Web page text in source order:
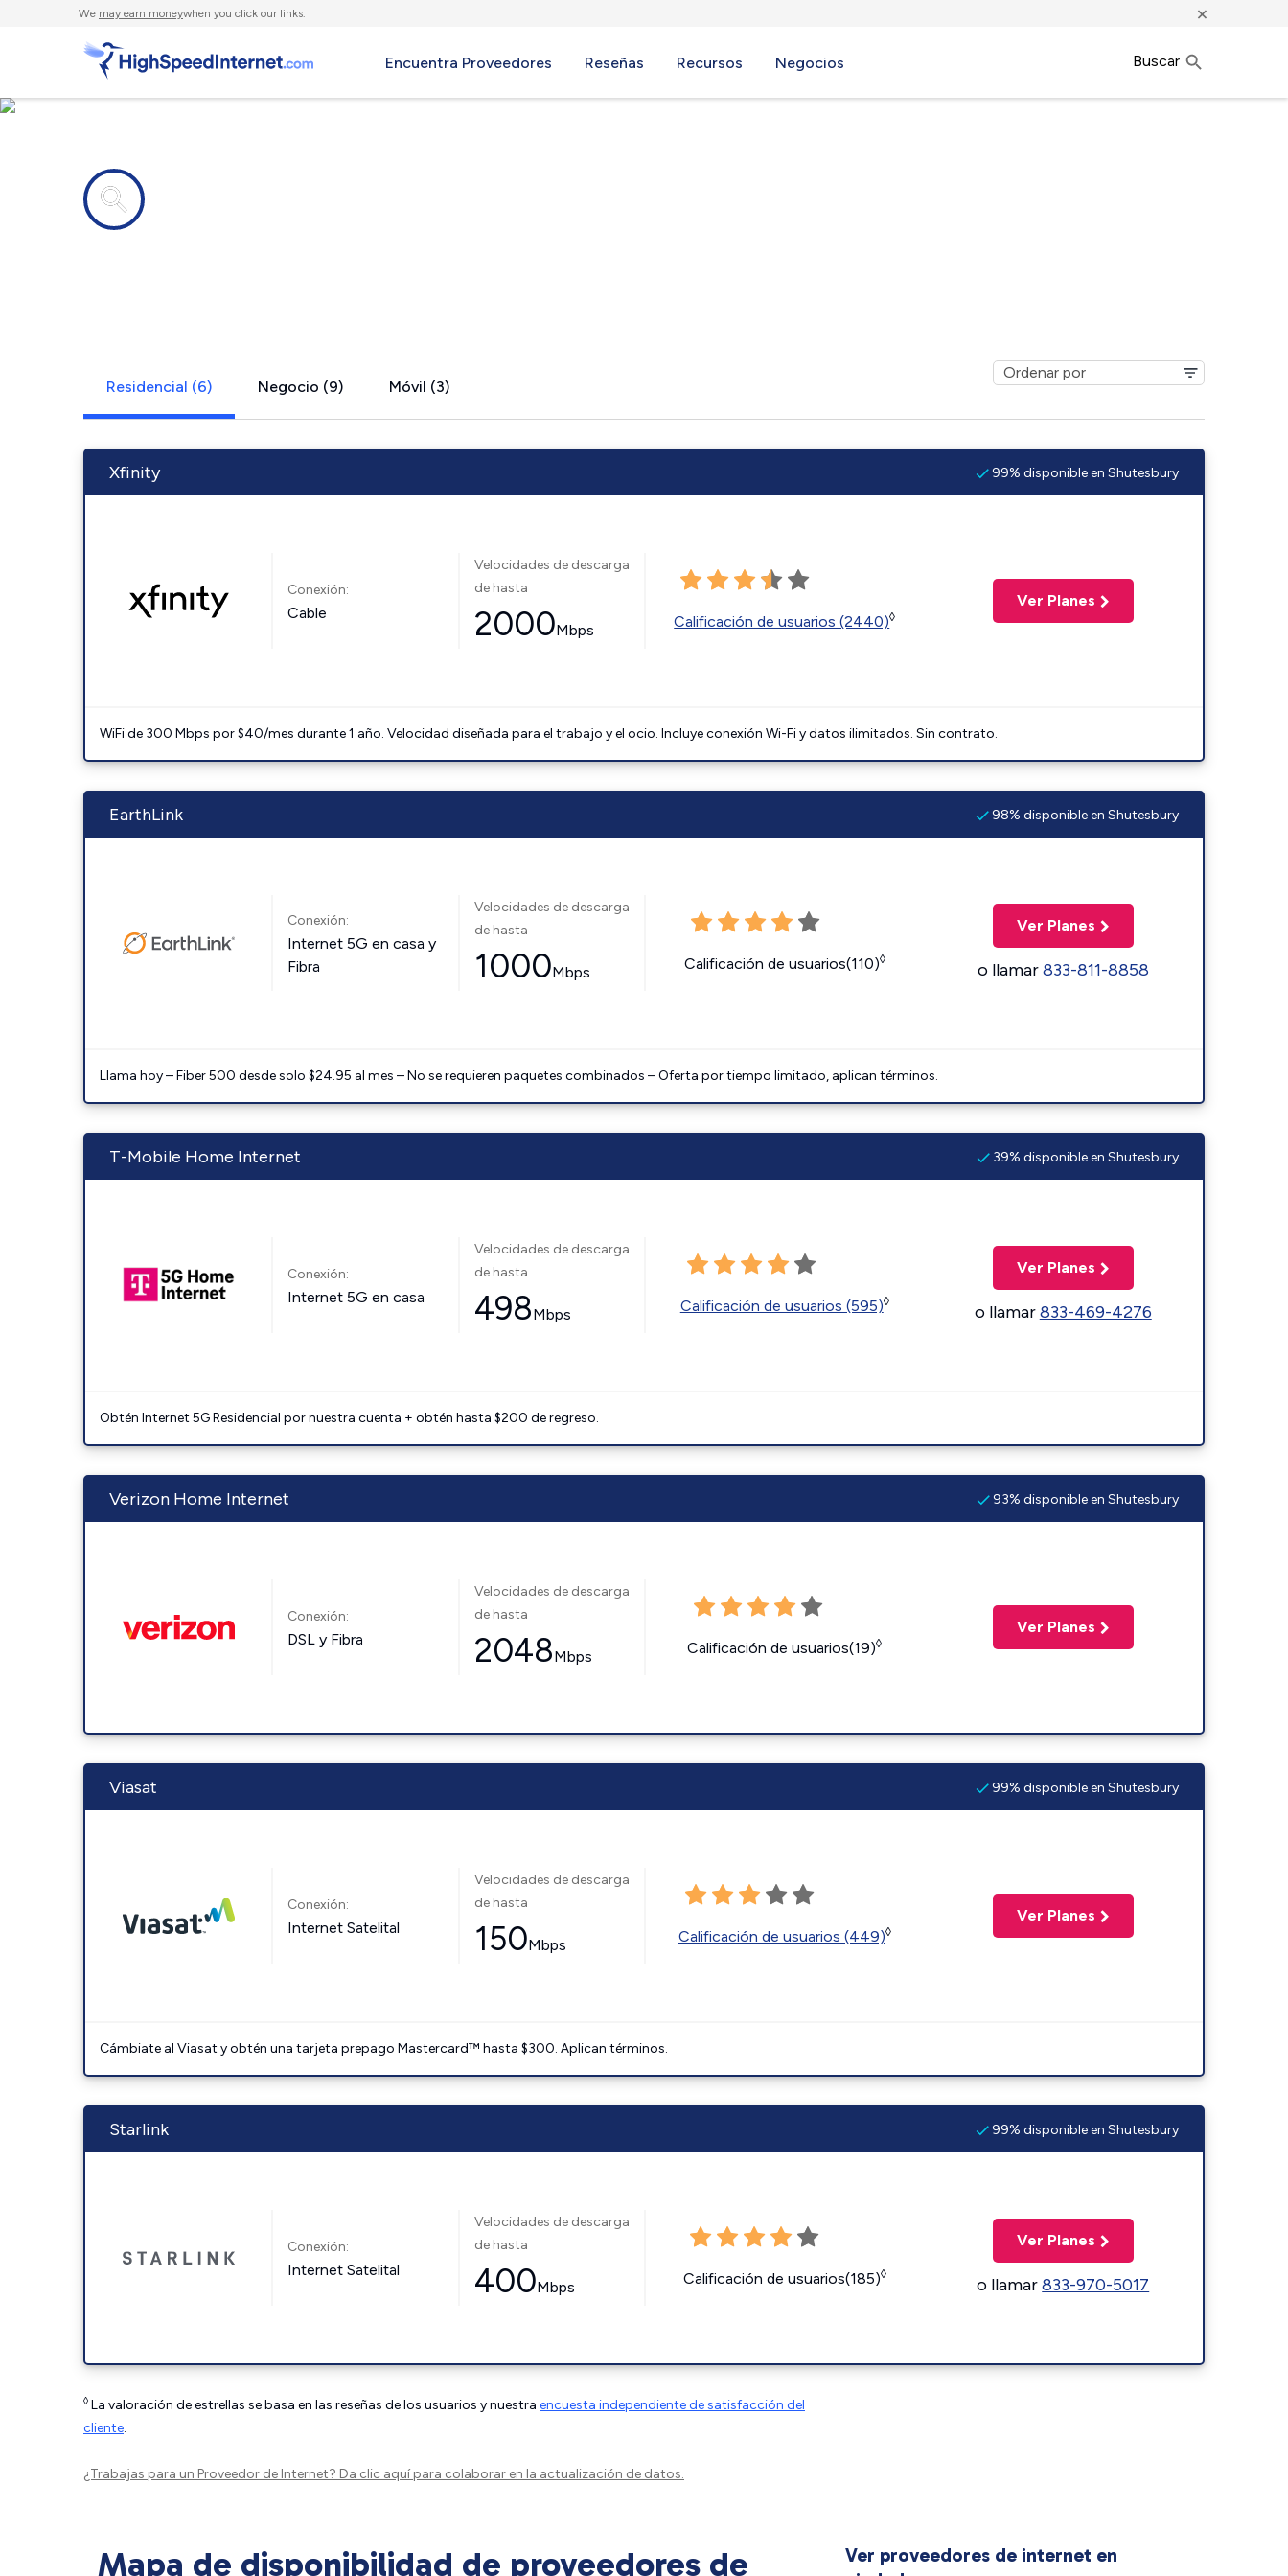
We may earn moneywhen you click our links. ×
Encuentra Proveedores Reseñas Recursos Negocios Buscar
Residencial (6) Negocio (9) Móvil (3)
Xfinity 99% disponible en Shutesbury
Conexión:
Cable
Velocidades de descarga
de hasta
2000Mbps Calificación de usuarios (2440)◊
Ver Planes
WiFi de 300 Mbps por $40/mes durante 1 año. Velocidad diseñada para el trabajo y el ocio. Incluye conexión Wi-Fi y datos ilimitados. Sin contrato.
EarthLink 98% disponible en Shutesbury
Conexión:
Internet 5G en casa y
Fibra
Velocidades de descarga
de hasta
1000Mbps Calificación de usuarios(110)◊
Ver Planes
o llamar833-811-8858
Llama hoy – Fiber 500 desde solo $24.95 al mes – No se requieren paquetes combinados – Oferta por tiempo limitado, aplican términos.
T-Mobile Home Internet 39% disponible en Shutesbury
Conexión:
Internet 5G en casa
Velocidades de descarga
de hasta
498Mbps Calificación de usuarios (595)◊
Ver Planes
o llamar833-469-4276
Obtén Internet 5G Residencial por nuestra cuenta + obtén hasta $200 de regreso.
Verizon Home Internet 93% disponible en Shutesbury
Conexión:
DSL y Fibra
Velocidades de descarga
de hasta
2048Mbps Calificación de usuarios(19)◊
Ver Planes
Viasat 99% disponible en Shutesbury
Conexión:
Internet Satelital
Velocidades de descarga
de hasta
150Mbps Calificación de usuarios (449)◊
Ver Planes
Cámbiate al Viasat y obtén una tarjeta prepago Mastercard™ hasta $300. Aplican términos.
Starlink 99% disponible en Shutesbury
Conexión:
Internet Satelital
Velocidades de descarga
de hasta
400Mbps Calificación de usuarios(185)◊
Ver Planes
o llamar833-970-5017
◊ La valoración de estrellas se basa en las reseñas de los usuarios y nuestra encuesta independiente de satisfacción del
cliente.
¿Trabajas para un Proveedor de Internet? Da clic aquípara colaborar en la actualización de datos.
Mapa de disponibilidad de proveedores de
Ver proveedores de internet en